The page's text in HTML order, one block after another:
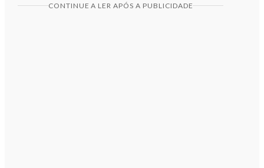
CONTINUE A LER APÓS A PUBLICIDADE